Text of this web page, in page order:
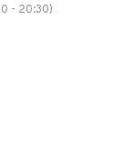
- 20:30)